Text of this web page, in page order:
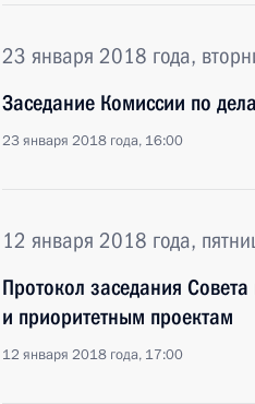
23 января 2018 года,
Заседание Комиссии по
23 января 2018 года, 16:00
12 января 2018 года,
Протокол заседания
и приоритетным проектам
12 января 2018 года, 17:00